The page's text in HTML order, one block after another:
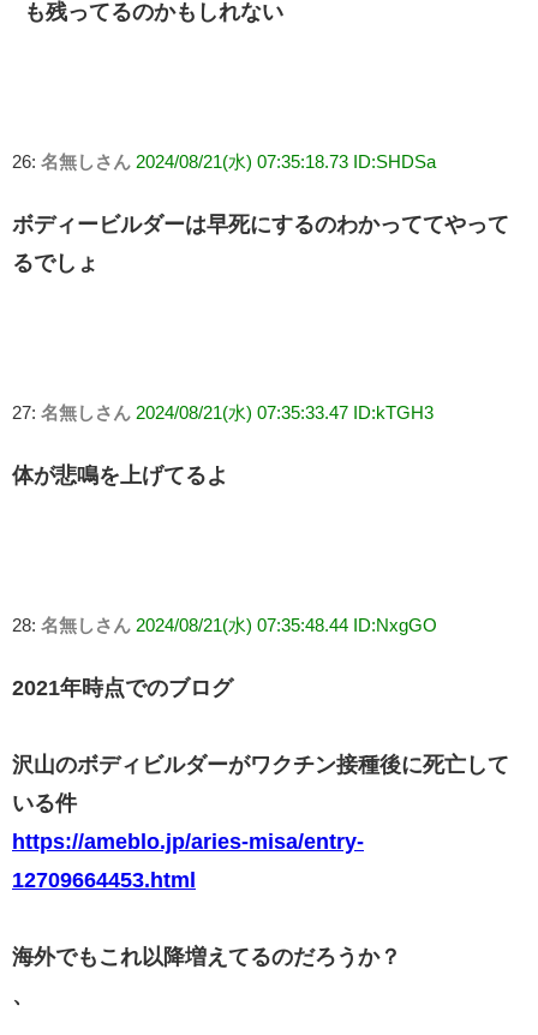
も残ってるのかもしれない
26: 名無しさん 2024/08/21(水) 07:35:18.73 ID:SHDSa
ボディービルダーは早死にするのわかっててやって
るでしょ
27: 名無しさん 2024/08/21(水) 07:35:33.47 ID:kTGH3
体が悲鳴を上げてるよ
28: 名無しさん 2024/08/21(水) 07:35:48.44 ID:NxgGO
2021年時点でのブログ
沢山のボディビルダーがワクチン接種後に死亡して
いる件
https://ameblo.jp/aries-misa/entry-
12709664453.html
海外でもこれ以降増えてるのだろうか？
、